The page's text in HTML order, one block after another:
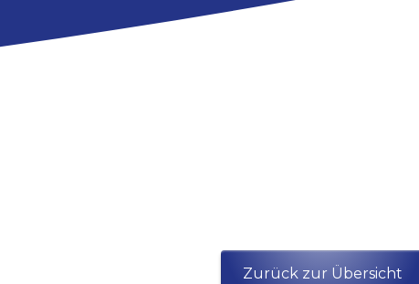
Zurück zur Übersicht